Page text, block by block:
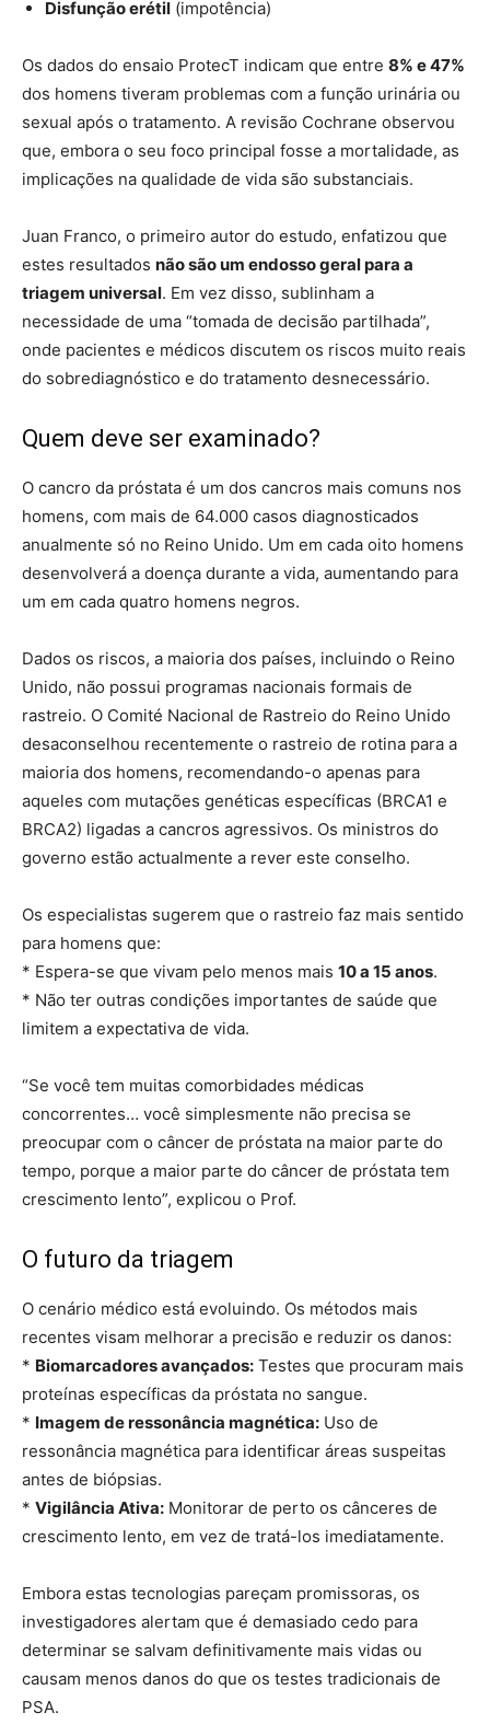
Disfunção erétil (impotência)
Os dados do ensaio ProtecT indicam que entre 8% e 47%
dos homens tiveram problemas com a função urinária ou
sexual após o tratamento. A revisão Cochrane observou
que, embora o seu foco principal fosse a mortalidade, as
implicações na qualidade de vida são substanciais.
Juan Franco, o primeiro autor do estudo, enfatizou que
estes resultados não são um endosso geral para a
triagem universal. Em vez disso, sublinham a
necessidade de uma “tomada de decisão partilhada”,
onde pacientes e médicos discutem os riscos muito reais
do sobrediagnóstico e do tratamento desnecessário.
Quem deve ser examinado?
O cancro da próstata é um dos cancros mais comuns nos
homens, com mais de 64.000 casos diagnosticados
anualmente só no Reino Unido. Um em cada oito homens
desenvolverá a doença durante a vida, aumentando para
um em cada quatro homens negros.
Dados os riscos, a maioria dos países, incluindo o Reino
Unido, não possui programas nacionais formais de
rastreio. O Comité Nacional de Rastreio do Reino Unido
desaconselhou recentemente o rastreio de rotina para a
maioria dos homens, recomendando-o apenas para
aqueles com mutações genéticas específicas (BRCA1 e
BRCA2) ligadas a cancros agressivos. Os ministros do
governo estão actualmente a rever este conselho.
Os especialistas sugerem que o rastreio faz mais sentido
para homens que:
* Espera-se que vivam pelo menos mais 10 a 15 anos.
* Não ter outras condições importantes de saúde que
limitem a expectativa de vida.
“Se você tem muitas comorbidades médicas
concorrentes… você simplesmente não precisa se
preocupar com o câncer de próstata na maior parte do
tempo, porque a maior parte do câncer de próstata tem
crescimento lento”, explicou o Prof.
O futuro da triagem
O cenário médico está evoluindo. Os métodos mais
recentes visam melhorar a precisão e reduzir os danos:
* Biomarcadores avançados: Testes que procuram mais
proteínas específicas da próstata no sangue.
* Imagem de ressonância magnética: Uso de
ressonância magnética para identificar áreas suspeitas
antes de biópsias.
* Vigilância Ativa: Monitorar de perto os cânceres de
crescimento lento, em vez de tratá-los imediatamente.
Embora estas tecnologias pareçam promissoras, os
investigadores alertam que é demasiado cedo para
determinar se salvam definitivamente mais vidas ou
causam menos danos do que os testes tradicionais de
PSA.